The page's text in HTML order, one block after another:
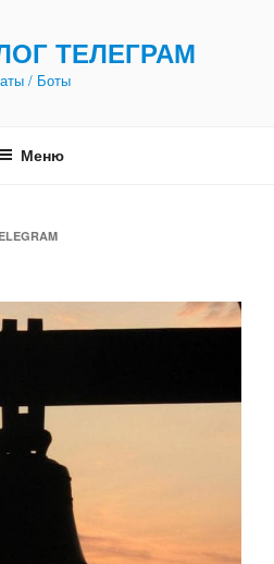
ТЕЛЕГРАМ
/ Боты
Меню